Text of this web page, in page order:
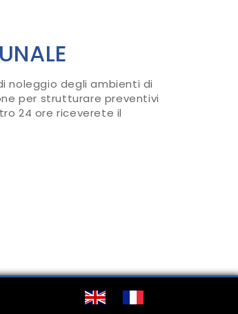
noleggio degli ambienti di
per strutturare preventivi
24 ore riceverete il